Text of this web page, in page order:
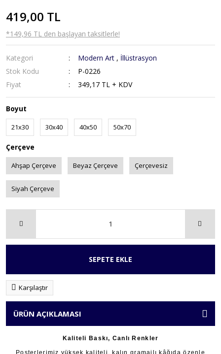
419,00 TL
*149,96 TL den başlayan taksitlerle!
Kategori Modern Art , İllüstrasyon
Stok Kodu
P-0226
Fiyat
349,17 TL + KDV
Boyut
21x30 30x40 40x50 50x70
Çerçeve
Ahşap Çerçeve Beyaz Çerçeve Çerçevesiz
Siyah Çerçeve
SEPETE EKLE
Karşılaştır
ÜRÜN AÇIKLAMASI
Kaliteli Baskı, Canlı Renkler
Posterlerimiz yüksek kaliteli, kalın gramajlı kâğıda özenle